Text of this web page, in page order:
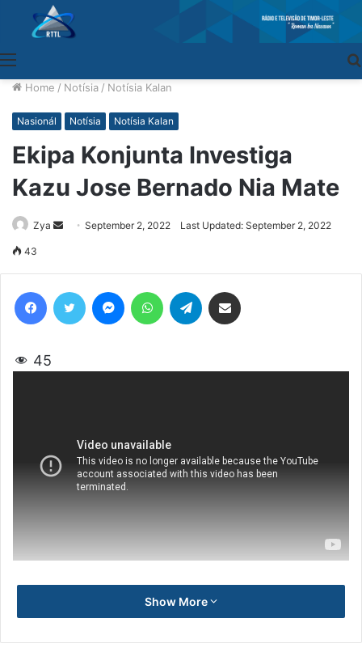
Home / Notísia / Notísia Kalan
Nasionál Notísia Notísia Kalan
Ekipa Konjunta Investiga
Kazu Jose Bernado Nia Mate
Zya
SendSeptember 2, 2022 Last Updated: September 2, 2022
43
45
Show More